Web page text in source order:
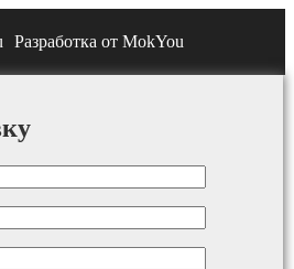
Разработка от MokYou